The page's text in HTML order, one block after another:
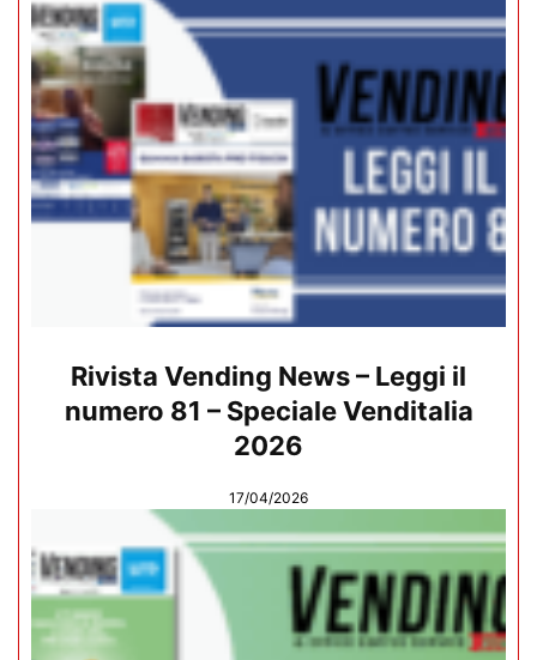
Rivista Vending News – Leggi il
numero 81 – Speciale Venditalia
2026
17/04/2026